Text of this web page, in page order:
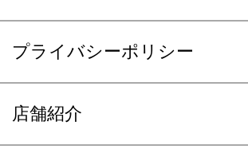
プライバシーポリシー
店舗紹介